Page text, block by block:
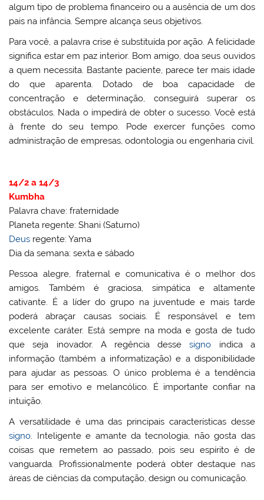
algum tipo de problema financeiro ou a ausência de um dos
pais na infância. Sempre alcança seus objetivos.
Para você, a palavra crise é substituída por ação. A felicidade
significa estar em paz interior. Bom amigo, doa seus ouvidos
a quem necessita. Bastante paciente, parece ter mais idade
do que aparenta. Dotado de boa capacidade de
concentração e determinação, conseguirá superar os
obstáculos. Nada o impedirá de obter o sucesso. Você está
à frente do seu tempo. Pode exercer funções como
administração de empresas, odontologia ou engenharia civil.
14/2 a 14/3
Kumbha
Palavra chave: fraternidade
Planeta regente: Shani (Saturno)
Deus regente: Yama
Dia da semana: sexta e sábado
Pessoa alegre, fraternal e comunicativa é o melhor dos
amigos. Também é graciosa, simpática e altamente
cativante. É a líder do grupo na juventude e mais tarde
poderá abraçar causas sociais. É responsável e tem
excelente caráter. Está sempre na moda e gosta de tudo
que seja inovador. A regência dessesigno indica a
informação (também a informatização) e a disponibilidade
para ajudar as pessoas. O único problema é a tendência
para ser emotivo e melancólico. É importante confiar na
intuição.
A versatilidade é uma das principais características desse
signo. Inteligente e amante da tecnologia, não gosta das
coisas que remetem ao passado, pois seu espírito é de
vanguarda. Profissionalmente poderá obter destaque nas
áreas de ciências da computação, design ou comunicação.